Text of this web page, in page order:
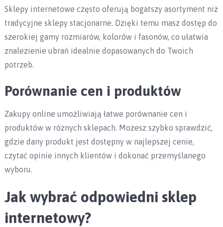
Sklepy internetowe często oferują bogatszy asortyment niż
tradycyjne sklepy stacjonarne. Dzięki temu masz dostęp do
szerokiej gamy rozmiarów, kolorów i fasonów, co ułatwia
znalezienie ubrań idealnie dopasowanych do Twoich
potrzeb.
Porównanie cen i produktów
Zakupy online umożliwiają łatwe porównanie cen i
produktów w różnych sklepach. Możesz szybko sprawdzić,
gdzie dany produkt jest dostępny w najlepszej cenie,
czytać opinie innych klientów i dokonać przemyślanego
wyboru.
Jak wybrać odpowiedni sklep
internetowy?